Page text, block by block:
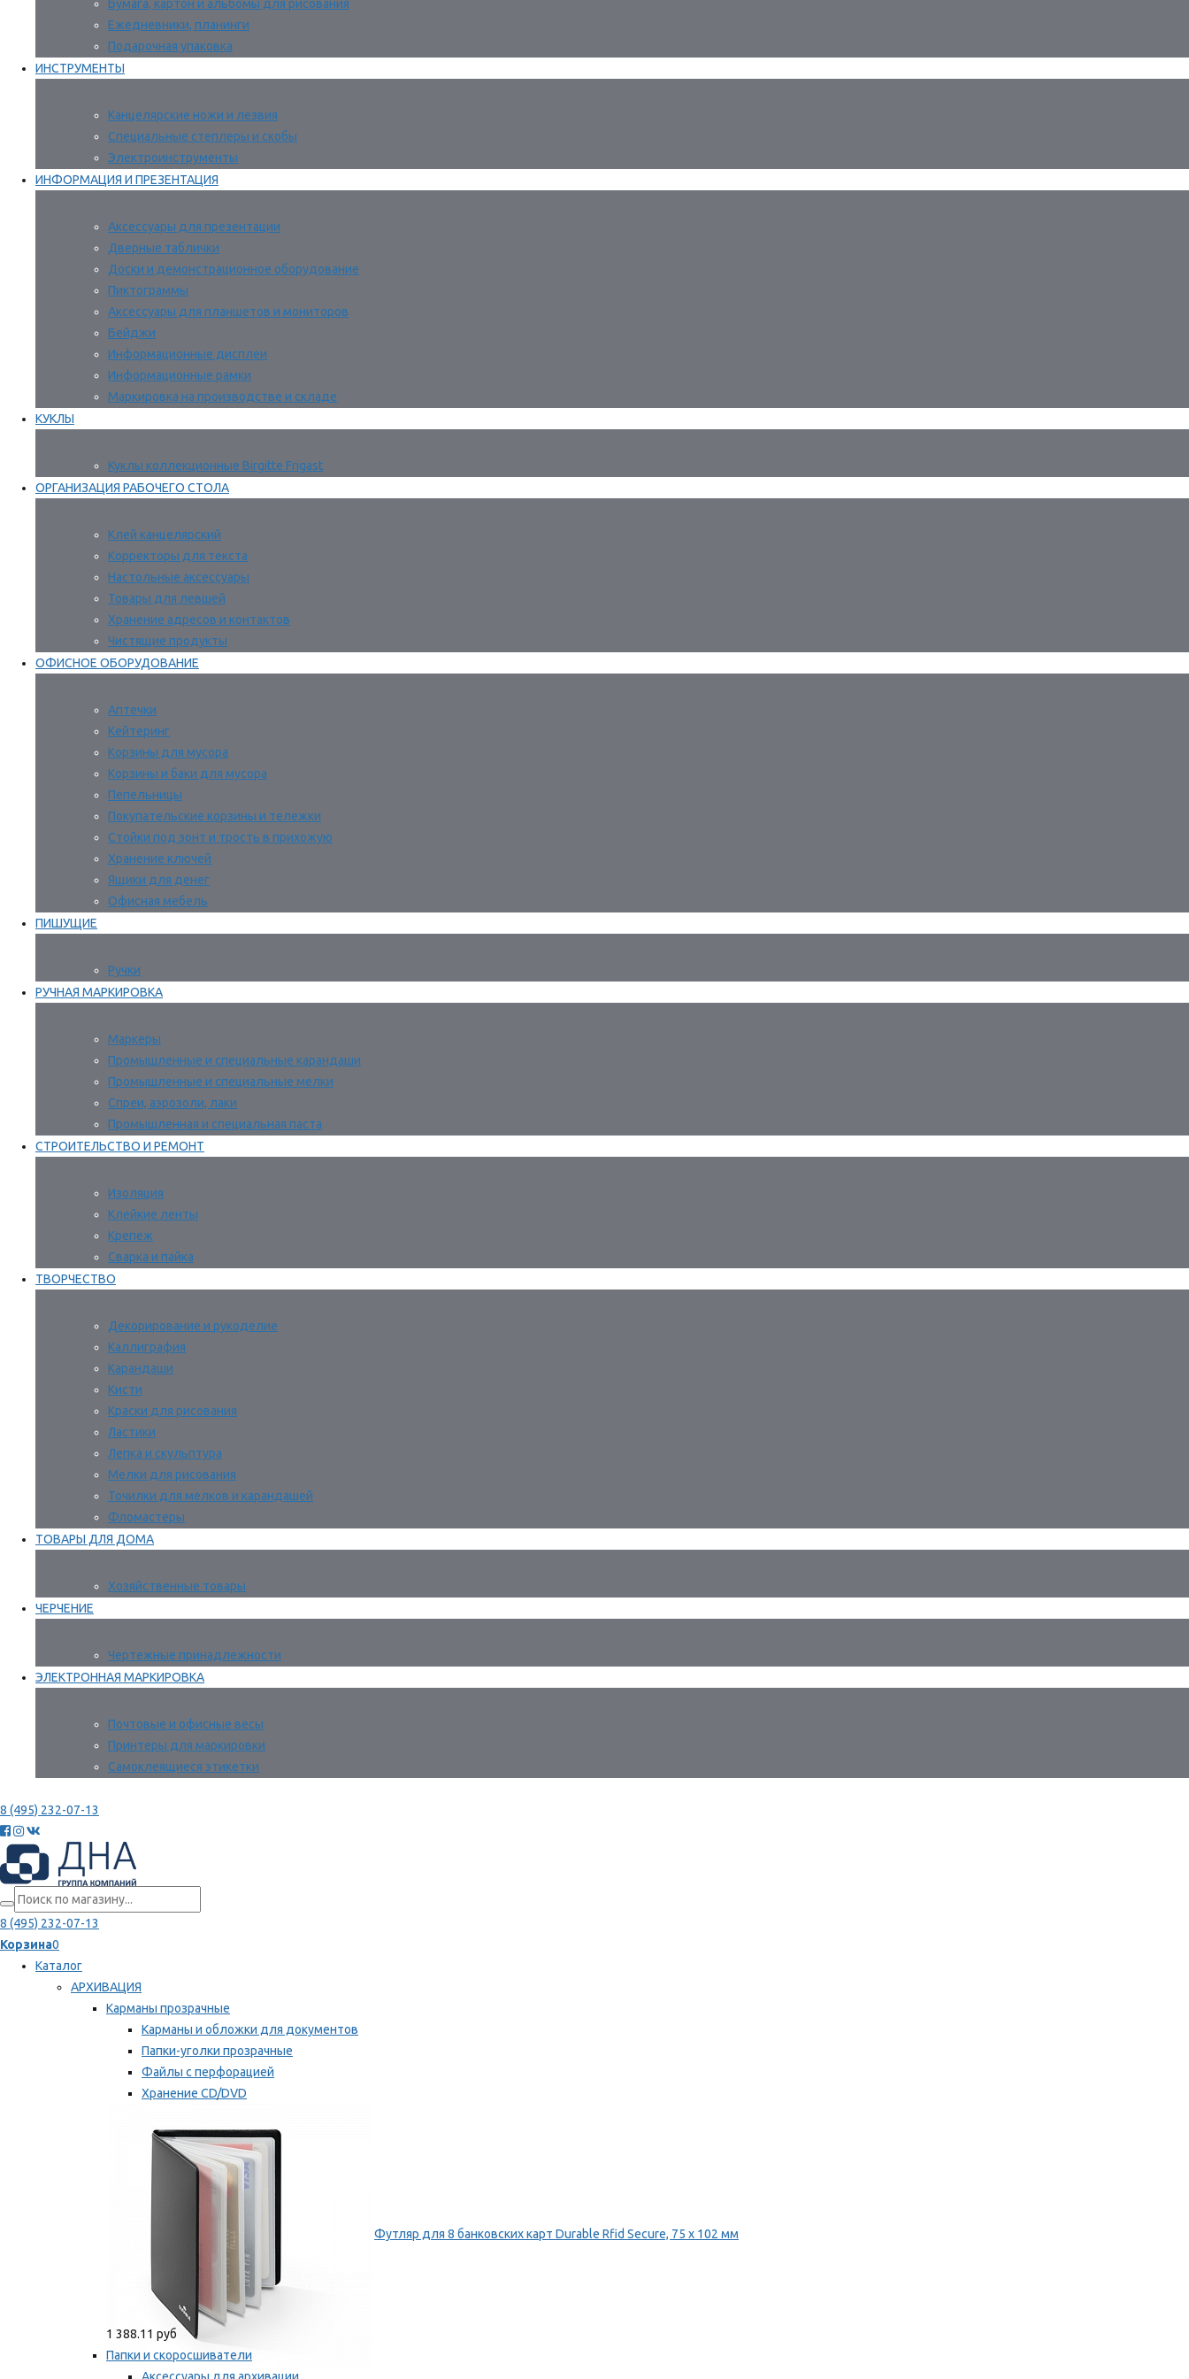
Бумага, картон и альбомы для рисования
Ежедневники, планинги
Подарочная упаковка
ИНСТРУМЕНТЫ
Канцелярские ножи и лезвия
Специальные степлеры и скобы
Электроинструменты
ИНФОРМАЦИЯ И ПРЕЗЕНТАЦИЯ
Аксессуары для презентации
Дверные таблички
Доски и демонстрационное оборудование
Пиктограммы
Аксессуары для планшетов и мониторов
Бейджи
Информационные дисплеи
Информационные рамки
Маркировка на производстве и складе
КУКЛЫ
Куклы коллекционные Birgitte Frigast
ОРГАНИЗАЦИЯ РАБОЧЕГО СТОЛА
Клей канцелярский
Корректоры для текста
Настольные аксессуары
Товары для левшей
Хранение адресов и контактов
Чистящие продукты
ОФИСНОЕ ОБОРУДОВАНИЕ
Аптечки
Кейтеринг
Корзины для мусора
Корзины и баки для мусора
Пепельницы
Покупательские корзины и тележки
Стойки под зонт и трость в прихожую
Хранение ключей
Ящики для денег
Офисная мебель
ПИШУЩИЕ
Ручки
РУЧНАЯ МАРКИРОВКА
Маркеры
Промышленные и специальные карандаши
Промышленные и специальные мелки
Спреи, аэрозоли, лаки
Промышленная и специальная паста
СТРОИТЕЛЬСТВО И РЕМОНТ
Изоляция
Клейкие ленты
Крепеж
Сварка и пайка
ТВОРЧЕСТВО
Декорирование и рукоделие
Каллиграфия
Карандаши
Кисти
Краски для рисования
Ластики
Лепка и скульптура
Мелки для рисования
Точилки для мелков и карандашей
Фломастеры
ТОВАРЫ ДЛЯ ДОМА
Хозяйственные товары
ЧЕРЧЕНИЕ
Чертежные принадлежности
ЭЛЕКТРОННАЯ МАРКИРОВКА
Почтовые и офисные весы
Принтеры для маркировки
Самоклеящиеся этикетки
8 (495) 232-07-13
8 (495) 232-07-13
Корзина0
Каталог
АРХИВАЦИЯ
Карманы прозрачные
Карманы и обложки для документов
Папки-уголки прозрачные
Файлы с перфорацией
Хранение CD/DVD
Мы рекомендуем
Футляр для 8 банковских карт Durable Rfid Secure, 75 х 102 мм
1 388.11 руб
Папки и скоросшиватели